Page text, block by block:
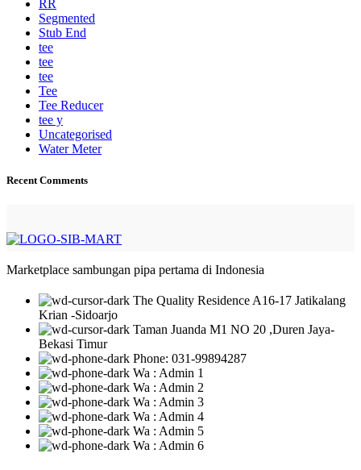
RR
Segmented
Stub End
tee
tee
tee
Tee
Tee Reducer
tee y
Uncategorised
Water Meter
Recent Comments
Marketplace sambungan pipa pertama di Indonesia
The Quality Residence A16-17 Jatikalang
Krian -Sidoarjo
Taman Juanda M1 NO 20 ,Duren Jaya-
Bekasi Timur
Phone: 031-99894287
Wa : Admin 1
Wa : Admin 2
Wa : Admin 3
Wa : Admin 4
Wa : Admin 5
Wa : Admin 6